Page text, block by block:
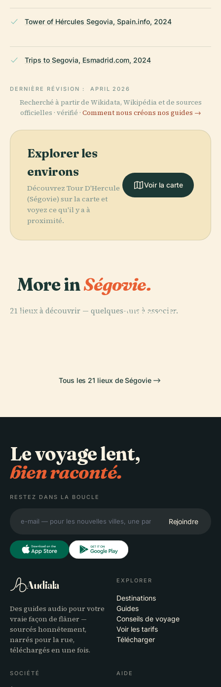
Tower of Hércules Segovia, Spain.info, 2024
Trips to Segovia, Esmadrid.com, 2024
DERNIÈRE RÉVISION : APRIL 2026
Recherché à partir de Wikidata, Wikipédia et de sources
officielles · vérifié · Comment nous créons nos guides →
Explorer les
environs
Découvrez Tour D'Hercule
(Ségovie) sur la carte et
voyez ce qu'il y a à
proximité.
Voir la carte
More inSégovie.
21 lieux à découvrir — quelques-uns à associer.
PLACE
Alcazar de
PLACE PLACE
Tous les 21 lieux de Ségovie
Le voyage lent,
bien raconté.
RESTEZ DANS LA BOUCLE
Rejoindre
Audiala
Des guides audio pour votre
vraie façon de flâner —
sourcés honnêtement,
narrés pour la rue,
téléchargés en une fois.
EXPLORER
Destinations
Guides
Conseils de voyage
Voir les tarifs
Télécharger
SOCIÉTÉ AIDE